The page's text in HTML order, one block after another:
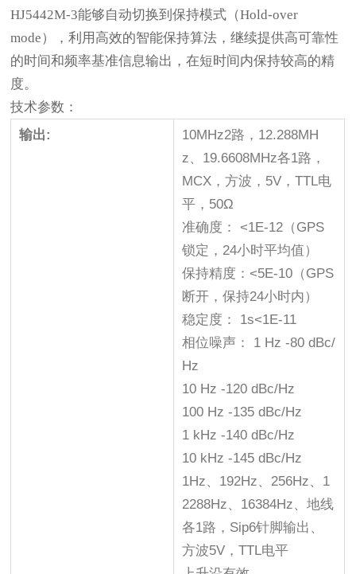
HJ5442M-3能够自动切换到保持模式（Hold-over
mode），利用高效的智能保持算法，继续提供高可靠性
的时间和频率基准信息输出，在短时间内保持较高的精
度。
技术参数：
输出:
10MHz2路，12.288MH
z、19.6608MHz各1路，
MCX，方波，5V，TTL电
平，50Ω
准确度： <1E-12（GPS
锁定，24小时平均值）
保持精度：<5E-10（GPS
断开，保持24小时内）
稳定度： 1s<1E-11
相位噪声： 1 Hz -80 dBc/
Hz
10 Hz -120 dBc/Hz
100 Hz -135 dBc/Hz
1 kHz -140 dBc/Hz
10 kHz -145 dBc/Hz
1Hz、192Hz、256Hz、1
2288Hz、16384Hz、地线
各1路，Sip6针脚输出、
方波5V，TTL电平